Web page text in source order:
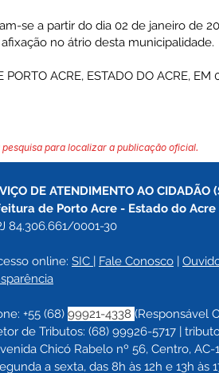
se a partir do dia 02 de janeiro de
no átrio desta municipalidade.
ACRE, ESTADO DO ACRE, EM
para localizar a publicação oficial.
DE ATENDIMENTO AO CIDADÃO
de Porto Acre - Estado do Acre
84.306.661/0001-30
online: SIC | Fale Conosco |
+55 (68) 99921-4338 (Responsável
de Tributos: (68) 99926-5717 |
Chicó Rabelo nº 56, Centro,
a sexta, das 8h às 12h e 13h